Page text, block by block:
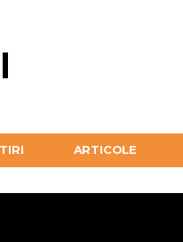
ARTICOLE